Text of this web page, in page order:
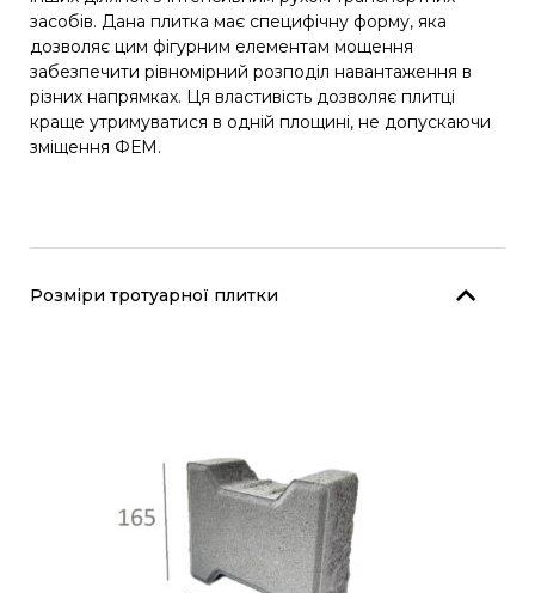
засобів. Дана плитка має специфічну форму, яка
дозволяє цим фігурним елементам мощення
забезпечити рівномірний розподіл навантаження в
різних напрямках. Ця властивість дозволяє плитці
краще утримуватися в одній площині, не допускаючи
зміщення ФЕМ.
Розміри тротуарної плитки